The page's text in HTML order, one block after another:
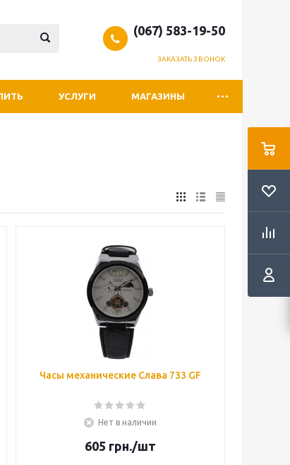
(067) 583-19-50
ЗАКАЗАТЬ ЗВОНОК
УСЛУГИ МАГАЗИНЫ
Часы механические Слава 733 GF
Нет в наличии
605 грн./шт